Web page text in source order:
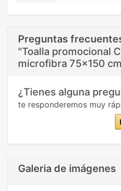
Preguntas
"Toalla promocional
microfibra 75x150
¿Tienes alguna
te responderemos muy
Galeria de imágenes